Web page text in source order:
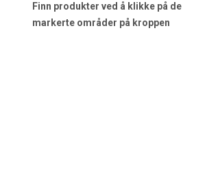
Finn produkter ved å klikke på de
markerte områder på kroppen